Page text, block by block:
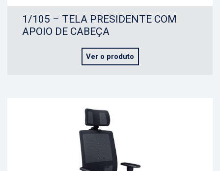
1/105 – TELA PRESIDENTE COM
APOIO DE CABEÇA
Ver o produto